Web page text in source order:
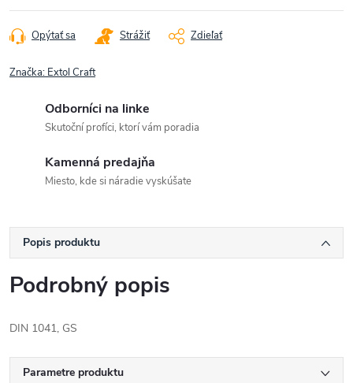
Opýtať sa Strážiť Zdieľať
Značka: Extol Craft
Odborníci na linke
Skutoční profíci, ktorí vám poradia
Kamenná predajňa
Miesto, kde si náradie vyskúšate
Popis produktu
Podrobný popis
DIN 1041, GS
Parametre produktu